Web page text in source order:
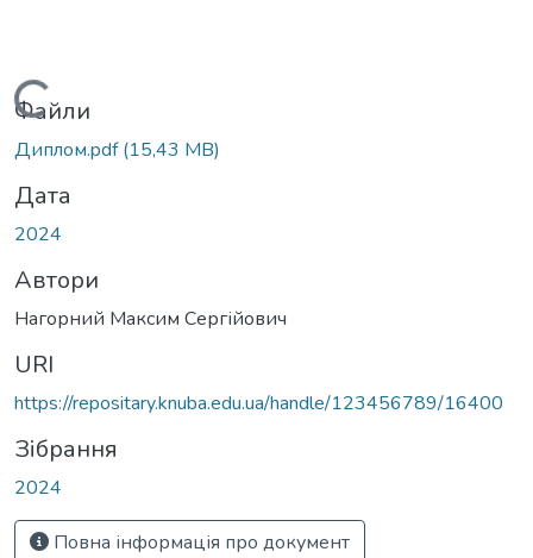
Вантажиться...
Файли
Диплом.pdf(15,43 MB)
Дата
2024
Автори
Нагорний Максим Сергійович
URI
https://repositary.knuba.edu.ua/handle/123456789/16400
Зібрання
2024
Повна інформація про документ